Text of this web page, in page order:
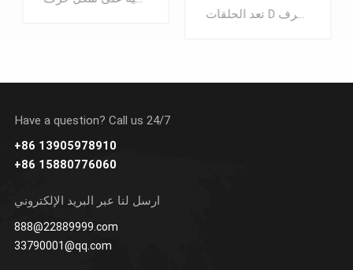
نهاية حزام الخياطة التي يمكن خياطتها على الملابس أو الحقائب أو غيرها من المنتجات النسيجية، يمكن إنتاج أنواع مختلفة من الأشكال، موضع ترحيب من صانعي القطع الأصلية.مناسبة للحقائب الرياضية وحقائب الظهر وحقائب الطلاب وحقائب الترفيه وحقائب تسلق الجبال، إلخ.
Have a question? Call us 24/7
+86 13905978910
+86 15880776060
ارسل لنا عبر البريد الإلكتروني
888@22889999.com
33790001@qq.com